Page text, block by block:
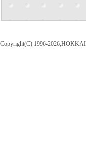
Copyright(C) 1996-